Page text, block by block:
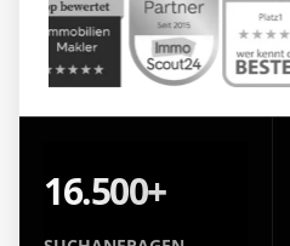
16.500+